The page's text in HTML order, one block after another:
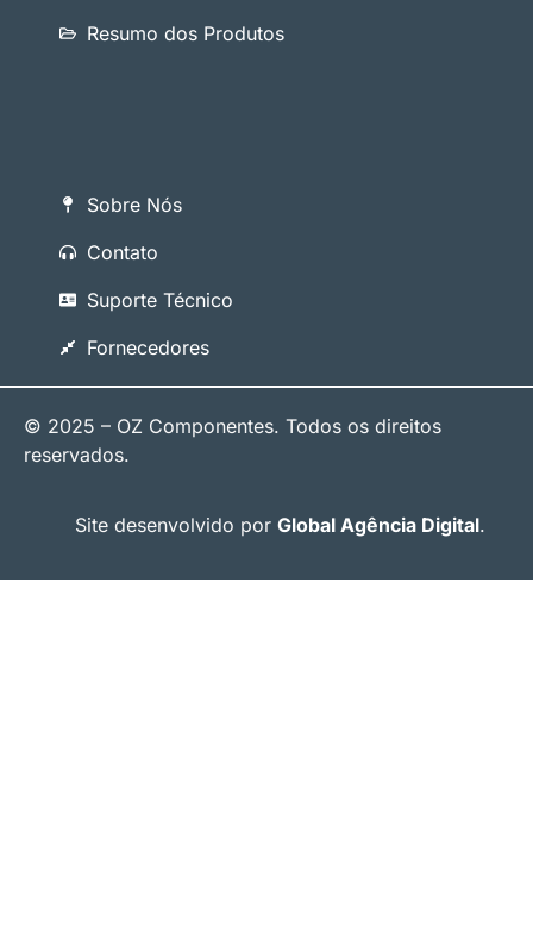
Resumo dos Produtos
Sobre Nós
Contato
Suporte Técnico
Fornecedores
© 2025 – OZ Componentes. Todos os direitos
reservados.
Site desenvolvido por Global Agência Digital.